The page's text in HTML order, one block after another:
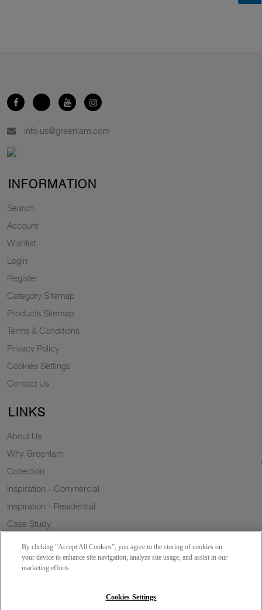
info.us@greenlam.com
INFORMATION
Search
Account
Wishlist
Login
Register
Category Sitemap
Products Sitemap
Terms & Conditions
Privacy Policy
Cookies Settings
Contact Us
LINKS
About Us
Why Greenlam
Collection
Inspiration - Commercial
Inspiration - Residential
Case Study
Resources
By clicking “Accept All Cookies”, you agree to the storing of cookies on
your device to enhance site navigation, analyze site usage, and assist in our
marketing efforts.
Cookies Settings